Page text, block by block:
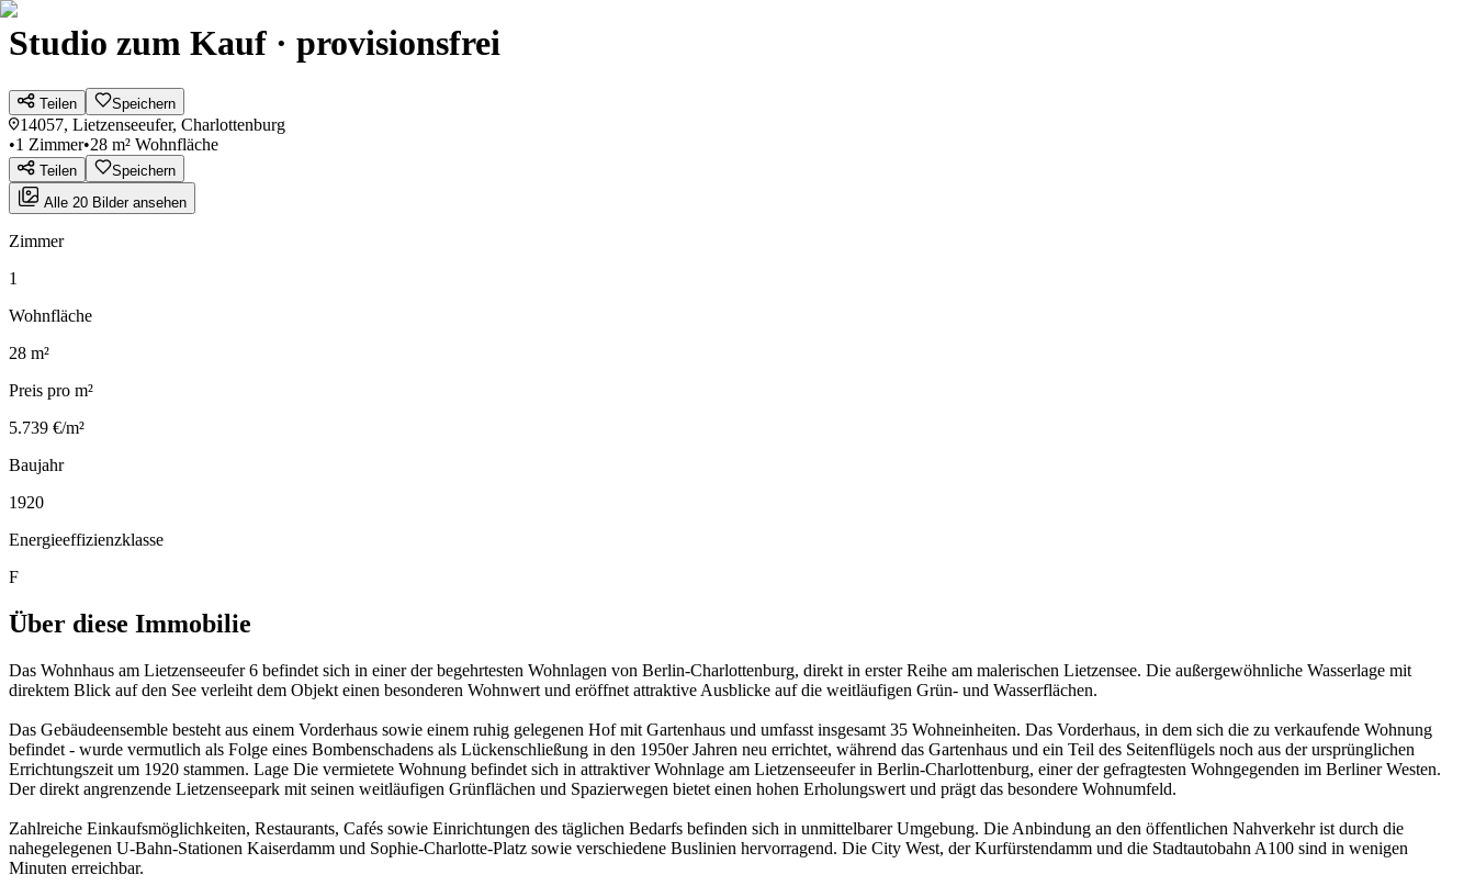
Studio zum Kauf · provisionsfrei
Teilen Speichern
14057, Lietzenseeufer, Charlottenburg
•1 Zimmer•28 m² Wohnfläche
Teilen
Speichern
Alle 20 Bilder ansehen
Zimmer
1
Wohnfläche
28 m²
Preis pro m²
5.739 €/m²
Baujahr
1920
Energieeffizienzklasse
F
Über diese Immobilie
Das Wohnhaus am Lietzenseeufer 6 befindet sich in einer der begehrtesten Wohnlagen von Berlin-Charlottenburg, direkt in erster Reihe am malerischen Lietzensee. Die außergewöhnliche Wasserlage mit
direktem Blick auf den See verleiht dem Objekt einen besonderen Wohnwert und eröffnet attraktive Ausblicke auf die weitläufigen Grün- und Wasserflächen.
Das Gebäudeensemble besteht aus einem Vorderhaus sowie einem ruhig gelegenen Hof mit Gartenhaus und umfasst insgesamt 35 Wohneinheiten. Das Vorderhaus, in dem sich die zu verkaufende Wohnung
befindet - wurde vermutlich als Folge eines Bombenschadens als Lückenschließung in den 1950er Jahren neu errichtet, während das Gartenhaus und ein Teil des Seitenflügels noch aus der ursprünglichen
Errichtungszeit um 1920 stammen. Lage Die vermietete Wohnung befindet sich in attraktiver Wohnlage am Lietzenseeufer in Berlin-Charlottenburg, einer der gefragtesten Wohngegenden im Berliner Westen.
Der direkt angrenzende Lietzenseepark mit seinen weitläufigen Grünflächen und Spazierwegen bietet einen hohen Erholungswert und prägt das besondere Wohnumfeld.
Zahlreiche Einkaufsmöglichkeiten, Restaurants, Cafés sowie Einrichtungen des täglichen Bedarfs befinden sich in unmittelbarer Umgebung. Die Anbindung an den öffentlichen Nahverkehr ist durch die
nahegelegenen U-Bahn-Stationen Kaiserdamm und Sophie-Charlotte-Platz sowie verschiedene Buslinien hervorragend. Die City West, der Kurfürstendamm und die Stadtautobahn A100 sind in wenigen
Minuten erreichbar.